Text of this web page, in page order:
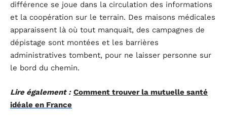
différence se joue dans la circulation des informations
et la coopération sur le terrain. Des maisons médicales
apparaissent là où tout manquait, des campagnes de
dépistage sont montées et les barrières
administratives tombent, pour ne laisser personne sur
le bord du chemin.
Lire également : Comment trouver la mutuelle santé
idéale en France